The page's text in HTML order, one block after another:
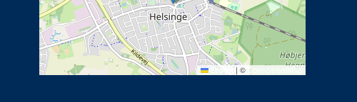
Leaflet | © OpenStreetMap